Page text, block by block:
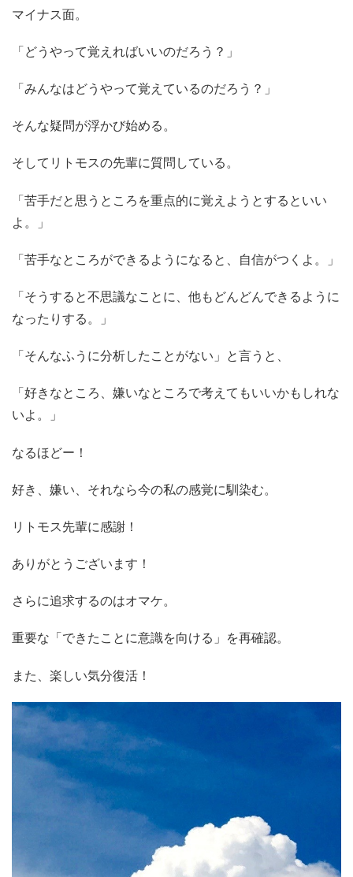
マイナス面。
「どうやって覚えればいいのだろう？」
「みんなはどうやって覚えているのだろう？」
そんな疑問が浮かび始める。
そしてリトモスの先輩に質問している。
「苦手だと思うところを重点的に覚えようとするといい
よ。」
「苦手なところができるようになると、自信がつくよ。」
「そうすると不思議なことに、他もどんどんできるように
なったりする。」
「そんなふうに分析したことがない」と言うと、
「好きなところ、嫌いなところで考えてもいいかもしれな
いよ。」
なるほどー！
好き、嫌い、それなら今の私の感覚に馴染む。
リトモス先輩に感謝！
ありがとうございます！
さらに追求するのはオマケ。
重要な「できたことに意識を向ける」を再確認。
また、楽しい気分復活！